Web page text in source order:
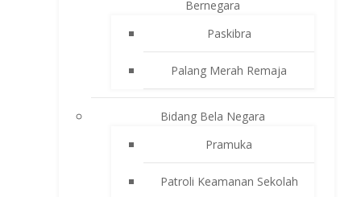
Bernegara
Paskibra
Palang Merah Remaja
Bidang Bela Negara
Pramuka
Patroli Keamanan Sekolah